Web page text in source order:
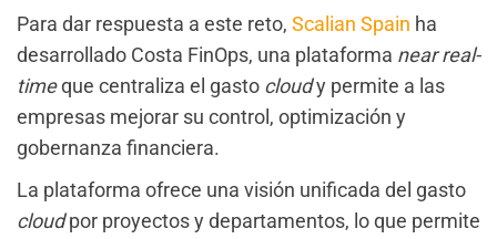
Para dar respuesta a este reto, Scalian Spain ha
desarrollado Costa FinOps, una plataforma near real-
timeque centraliza el gasto cloudy permite a las
empresas mejorar su control, optimización y
gobernanza financiera.
La plataforma ofrece una visión unificada del gasto
cloudpor proyectos y departamentos, lo que permite